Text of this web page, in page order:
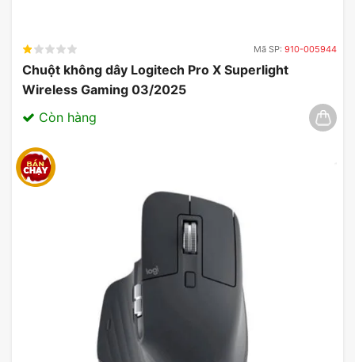
Mã SP: 910-005944
Chuột không dây Logitech Pro X Superlight
Wireless Gaming 03/2025
Còn hàng